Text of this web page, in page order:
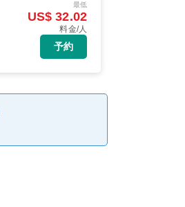
最低
US$ 32.02
料金/人
予約